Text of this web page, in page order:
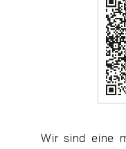
Wir sind eine